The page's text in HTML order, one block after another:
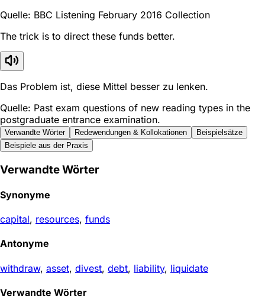
Quelle: BBC Listening February 2016 Collection
The trick is to direct these funds better.
Das Problem ist, diese Mittel besser zu lenken.
Quelle: Past exam questions of new reading types in the
postgraduate entrance examination.
Verwandte Wörter Redewendungen & Kollokationen
Beispielsätze
Beispiele aus der Praxis
Verwandte Wörter
Synonyme
capital, resources, funds
Antonyme
withdraw, asset, divest, debt, liability, liquidate
Verwandte Wörter